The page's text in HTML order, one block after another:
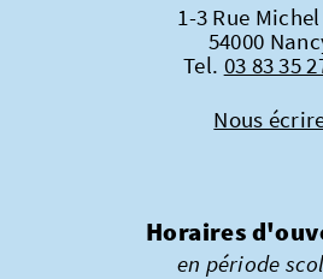
1-3 Rue
54000
Tel. 03 83 35
Nous
Horaires
en période